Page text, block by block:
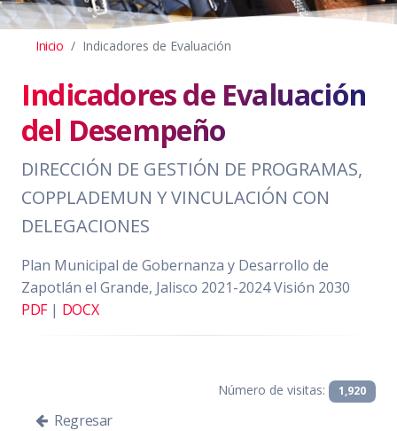
Inicio Indicadores de Evaluación
Indicadores de Evaluación
del Desempeño
DIRECCIÓN DE GESTIÓN DE PROGRAMAS,
COPPLADEMUN Y VINCULACIÓN CON
DELEGACIONES
Plan Municipal de Gobernanza y Desarrollo de
Zapotlán el Grande, Jalisco 2021-2024 Visión 2030
PDF| DOCX
Número de visitas: 1,920
Regresar